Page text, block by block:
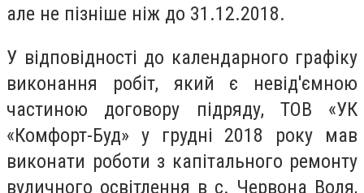
але не пізніше ніж до 31.12.2018.
У відповідності до календарного графіку
виконання робіт, який є невід'ємною
частиною договору підряду, ТОВ «УК
«Комфорт-Буд» у грудні 2018 року мав
виконати роботи з капітального ремонту
вуличного освітлення в с. Червона Воля,